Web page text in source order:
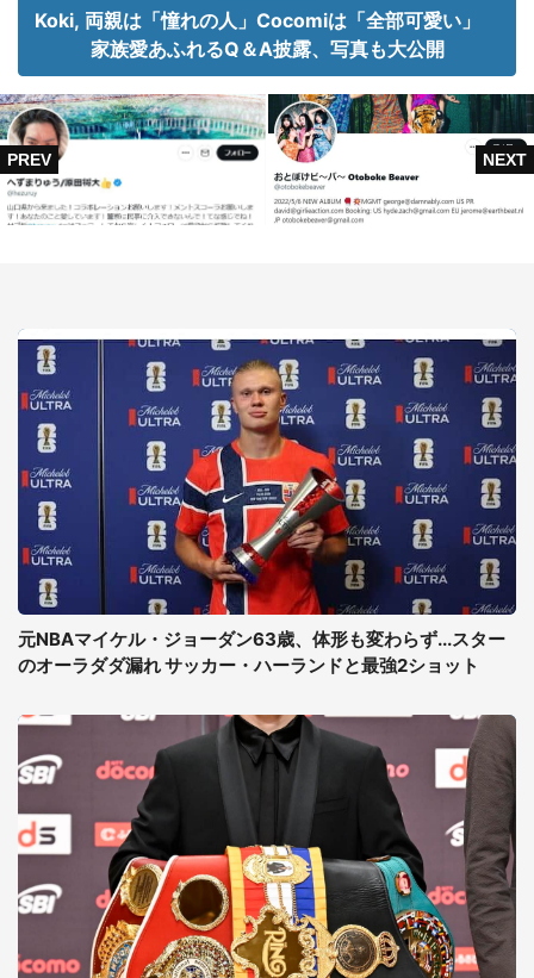
Koki, 両親は「憧れの人」Cocomiは「全部可愛い」
家族愛あふれるQ＆A披露、写真も大公開
元NBAマイケル・ジョーダン63歳、体形も変わらず...スター
のオーラダダ漏れ サッカー・ハーランドと最強2ショット